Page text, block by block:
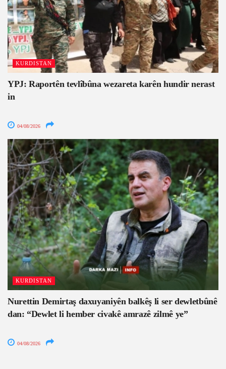
KURDISTAN
YPJ: Raportên tevlîbûna wezareta karên hundir nerast
in
04/08/2026
KURDISTAN
Nurettin Demirtaş daxuyaniyên balkêş li ser dewletbûnê
dan: “Dewlet li hember civakê amrazê zilmê ye”
04/08/2026